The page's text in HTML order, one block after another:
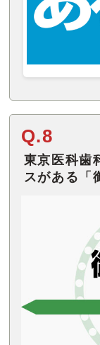
Q.8
東京医科歯
スがある「